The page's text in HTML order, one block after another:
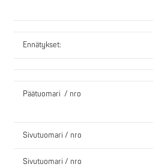
Ennätykset:
Päätuomari / nro
Sivutuomari / nro
Sivutuomari / nro